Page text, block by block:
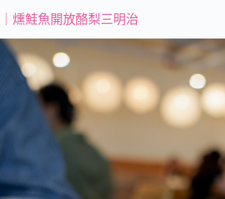
｜燻鮭魚開放酪梨三明治